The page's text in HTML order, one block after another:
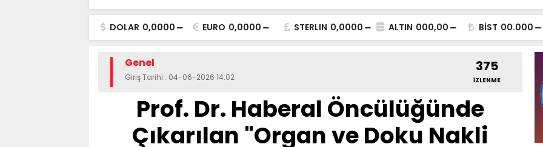
DOLAR 0,0000 EURO 0,0000 STERLIN 0,0000 ALTIN 000,00 BİST 00.000
Genel
Giriş Tarihi : 04-06-2026 14:02
375
İZLENME
Prof. Dr. Haberal Öncülüğünde
Çıkarılan "Organ ve Doku Nakli